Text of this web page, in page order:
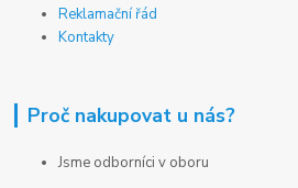
Reklamační řád
Kontakty
Proč nakupovat u nás?
Jsme odborníci v oboru